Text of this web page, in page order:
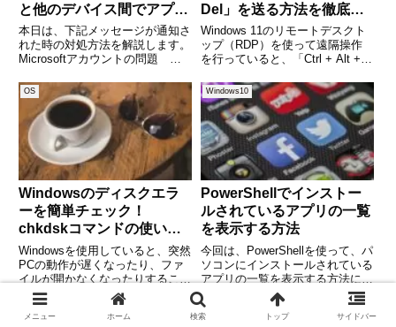
と他のデバイス間でアプリ
を引き続き使用するには、
ここを選択してMicrosoft
アカウントにサイインしま
す。
本日は、下記メッセージが通知さ
れた時の対処方法を解説します。
Microsoftアカウントの問題 こ
プリを引き続き使用するには、こ
こを選択してMicrosoftアカウン
トにサイインします。
(adsbygoogl
Del」を送る方法を徹底解
説！
Windows 11のリモートデスクト
ップ（RDP）を使って遠隔操作
を行っていると、「Ctrl + Alt +
経験はありませんか？ログイン画
面の操作やタスクマネージャーの
起動、パスワード変更など、Ctrl
OS
Windowsのディスクエラ
ーを簡単チェック！
chkdskコマンドの使い方
とトラブル対応
Windowsを使用していると、突然
PCの動作が遅くなったり、ファ
イルが開かなくなったりすること
があります。その原因の一つがデ
ィスクエラーです。そんなときに
役立つのがWindows標準のディス
Windows10
PowerShellでインストー
ルされているアプリの一覧
を表示する方法
今回は、PowerShellを使って、パ
ソコンにインストールされている
アプリの一覧を表示する方法につ
いて解説します。 (adsbygoogle
= window.adsbygoogle ||
[]).push({});WMIを使用する方法W
メニュー ホーム 検索 トップ サイドバー